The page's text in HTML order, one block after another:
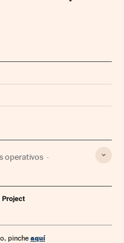
operativos
Economía
Ciencia
pinche aquí